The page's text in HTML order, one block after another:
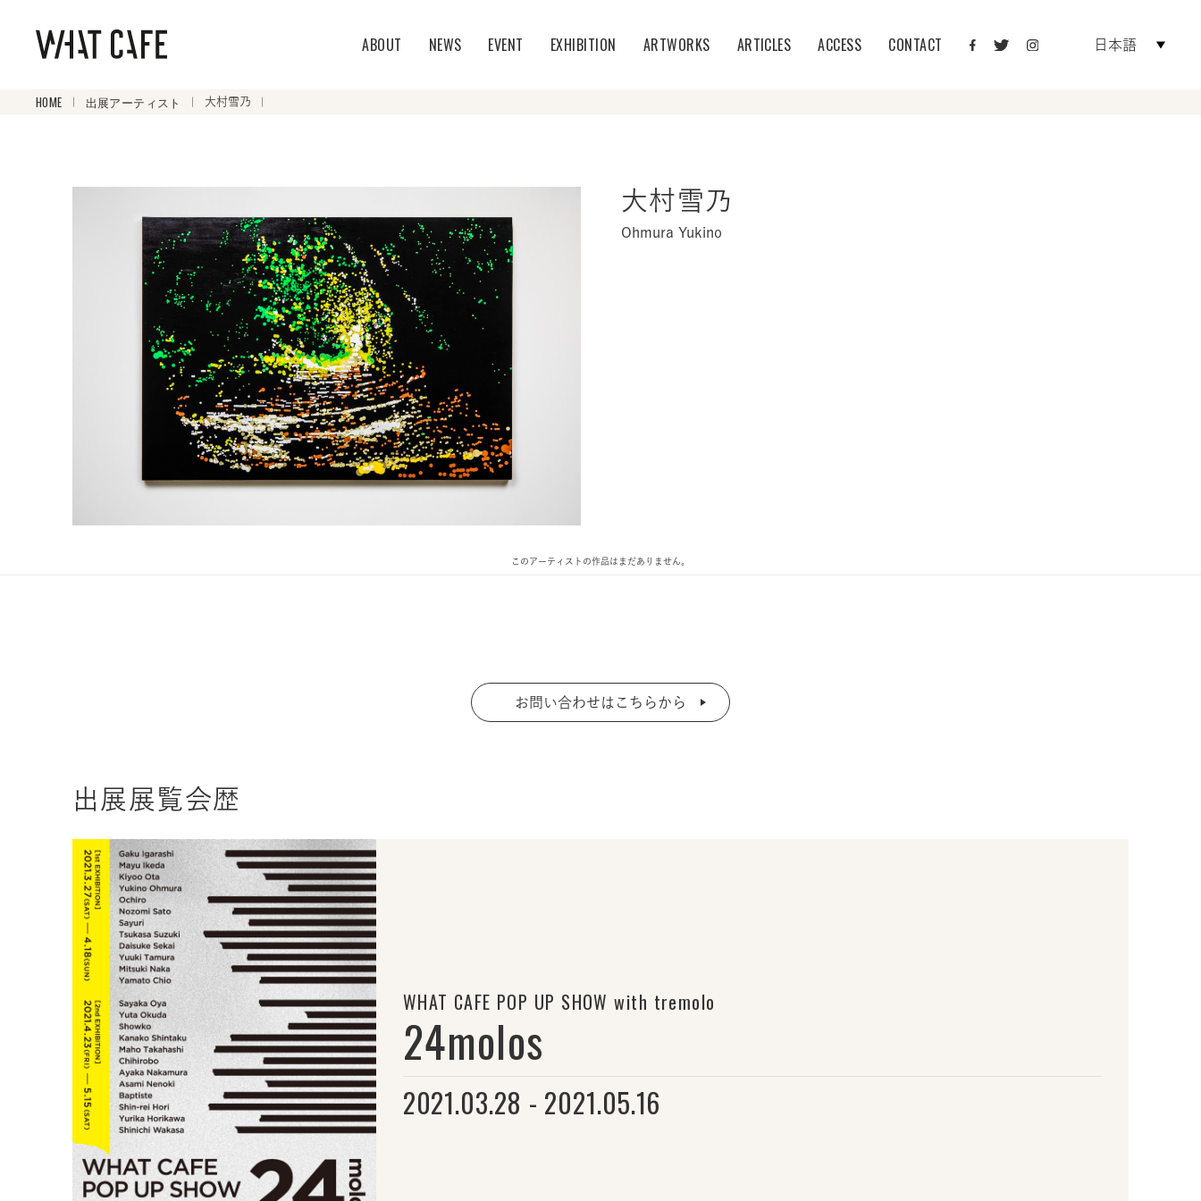
ABOUT NEWS EVENT EXHIBITION ARTWORKS ARTICLES ACCESS CONTACT 日本語
HOME 出展アーティスト 大村雪乃
大村雪乃
Ohmura Yukino
このアーティストの作品はまだありません。
お問い合わせはこちらから
出展展覧会歴
WHAT CAFE POP UP SHOW with tremolo
24molos
2021.03.28 - 2021.05.16